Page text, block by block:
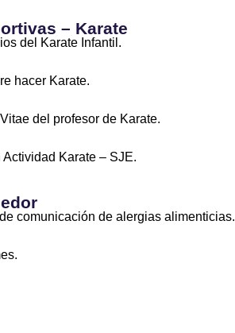
– Karate
del Karate Infantil.
hacer Karate.
del profesor de Karate.
Actividad Karate – SJE.
comunicación de alergias alimenticias.